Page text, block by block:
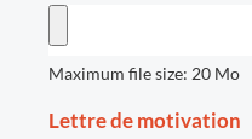
Maximum file size: 20 Mo
Lettre de motivation